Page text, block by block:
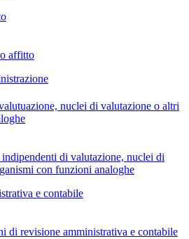
affitto
nuclei di valutazione o altri
di valutazione, nuclei di
con funzioni analoghe
e contabile
di revisione amministrativa e contabile